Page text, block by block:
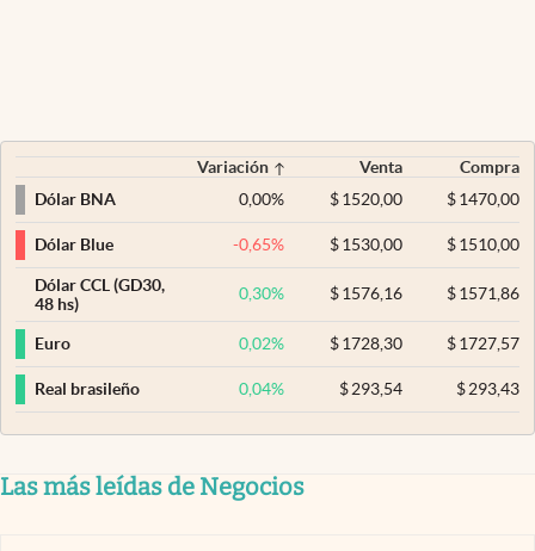
Variación Venta
Compra
Dólar BNA
0,00% $ 1520,00 $1470,00
Dólar Blue -0,65% $ 1530,00 $1510,00
Dólar CCL (GD30,
48 hs)
0,30% $ 1576,16 $1571,86
Euro 0,02% $ 1728,30 $1727,57
Real brasileño 0,04% $ 293,54 $293,43
Las más leídas de Negocios